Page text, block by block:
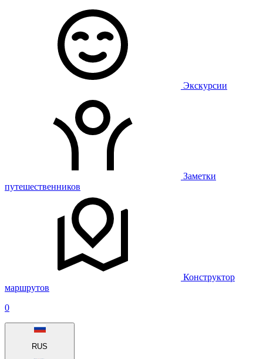
Экскурсии
Заметки
путешественников
Конструктор
маршрутов
0
RUS